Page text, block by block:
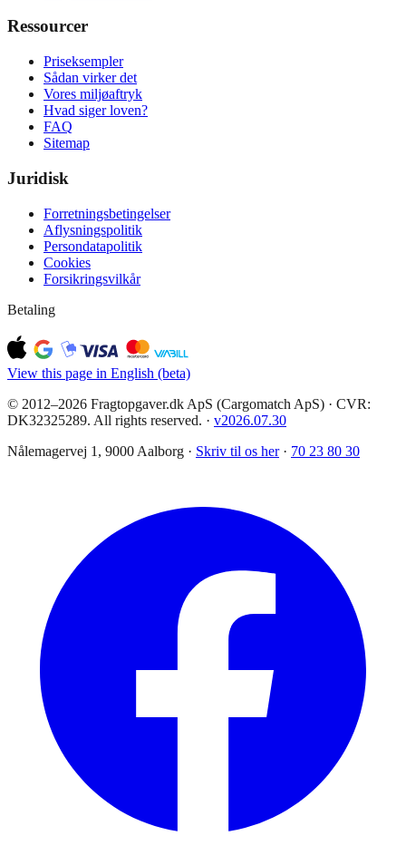
Ressourcer
Priseksempler
Sådan virker det
Vores miljøaftryk
Hvad siger loven?
FAQ
Sitemap
Juridisk
Forretningsbetingelser
Aflysningspolitik
Persondatapolitik
Cookies
Forsikringsvilkår
Betaling
View this page in English (beta)
© 2012–2026 Fragtopgaver.dk ApS (Cargomatch ApS) · CVR:
DK32325289. All rights reserved. · v2026.07.30
Nålemagervej 1, 9000 Aalborg · Skriv til os her · 70 23 80 30